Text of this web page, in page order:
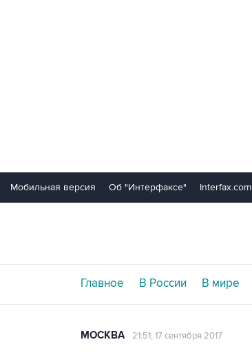
Мобильная версия Об "Интерфаксе" Interfax.com
Главное В России В мире
МОСКВА 21:51, 17 сентября 2017